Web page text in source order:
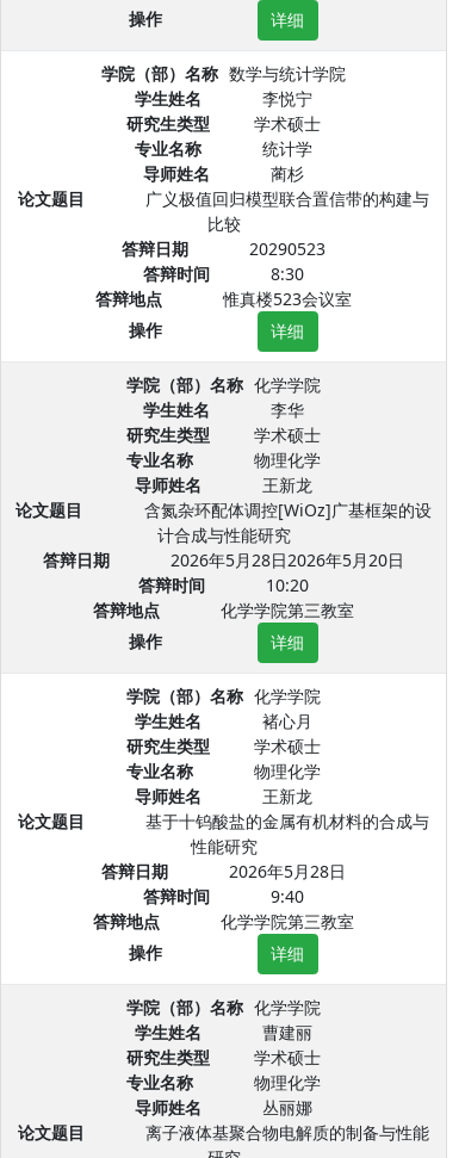
操作
详细
学院（部）名称 数学与统计学院
学生姓名
李悦宁
研究生类型
学术硕士
专业名称
统计学
导师姓名
蔺杉
论文题目
广义极值回归模型联合置信带的构建与
比较
答辩日期
20290523
答辩时间
8:30
答辩地点
惟真楼523会议室
操作
详细
学院（部）名称 化学学院
学生姓名
李华
研究生类型
学术硕士
专业名称
物理化学
导师姓名
王新龙
论文题目
含氮杂环配体调控[WiOz]广基框架的设
计合成与性能研究
答辩日期
2026年5月28日2026年5月20日
答辩时间
10:20
答辩地点
化学学院第三教室
操作
详细
学院（部）名称 化学学院
学生姓名
褚心月
研究生类型
学术硕士
专业名称
物理化学
导师姓名
王新龙
论文题目
基于十钨酸盐的金属有机材料的合成与
性能研究
答辩日期
2026年5月28日
答辩时间
9:40
答辩地点
化学学院第三教室
操作
详细
学院（部）名称 化学学院
学生姓名
曹建丽
研究生类型
学术硕士
专业名称
物理化学
导师姓名
丛丽娜
论文题目
离子液体基聚合物电解质的制备与性能